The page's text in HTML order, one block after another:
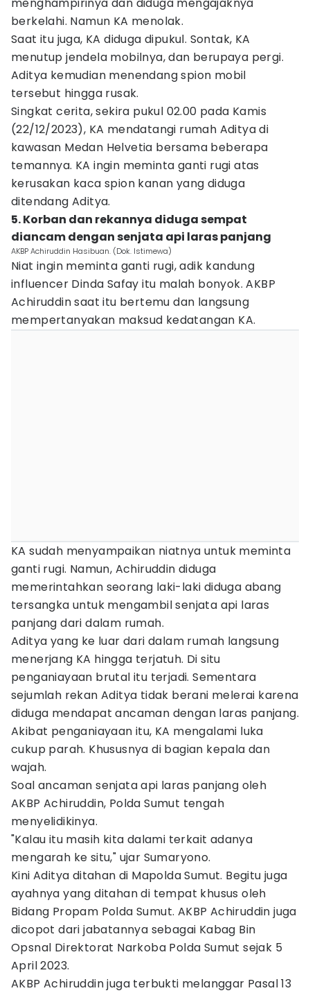
berkelahi. Namun KA menolak.
Saat itu juga, KA diduga dipukul. Sontak, KA
menutup jendela mobilnya, dan berupaya pergi.
Aditya kemudian menendang spion mobil
tersebut hingga rusak.
Singkat cerita, sekira pukul 02.00 pada Kamis
(22/12/2023), KA mendatangi rumah Aditya di
kawasan Medan Helvetia bersama beberapa
temannya. KA ingin meminta ganti rugi atas
kerusakan kaca spion kanan yang diduga
ditendang Aditya.
5. Korban dan rekannya diduga sempat
diancam dengan senjata api laras panjang
AKBP Achiruddin Hasibuan. (Dok. Istimewa)
Niat ingin meminta ganti rugi, adik kandung
influencer Dinda Safay itu malah bonyok. AKBP
Achiruddin saat itu bertemu dan langsung
mempertanyakan maksud kedatangan KA.
KA sudah menyampaikan niatnya untuk meminta
ganti rugi. Namun, Achiruddin diduga
memerintahkan seorang laki-laki diduga abang
tersangka untuk mengambil senjata api laras
panjang dari dalam rumah.
Aditya yang ke luar dari dalam rumah langsung
menerjang KA hingga terjatuh. Di situ
penganiayaan brutal itu terjadi. Sementara
sejumlah rekan Aditya tidak berani melerai karena
diduga mendapat ancaman dengan laras panjang.
Akibat penganiayaan itu, KA mengalami luka
cukup parah. Khususnya di bagian kepala dan
wajah.
Soal ancaman senjata api laras panjang oleh
AKBP Achiruddin, Polda Sumut tengah
menyelidikinya.
"Kalau itu masih kita dalami terkait adanya
mengarah ke situ," ujar Sumaryono.
Kini Aditya ditahan di Mapolda Sumut. Begitu juga
ayahnya yang ditahan di tempat khusus oleh
Bidang Propam Polda Sumut. AKBP Achiruddin juga
dicopot dari jabatannya sebagai Kabag Bin
Opsnal Direktorat Narkoba Polda Sumut sejak 5
April 2023.
AKBP Achiruddin juga terbukti melanggar Pasal 13